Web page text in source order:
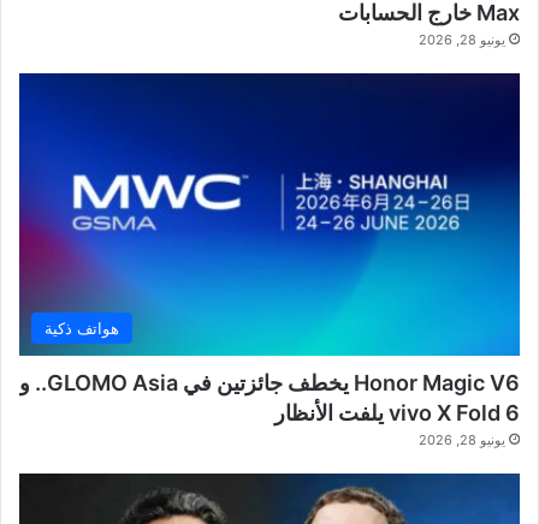
Max خارج الحسابات
يونيو 28, 2026
هواتف ذكية
Honor Magic V6 يخطف جائزتين في GLOMO Asia.. و
vivo X Fold 6 يلفت الأنظار
يونيو 28, 2026